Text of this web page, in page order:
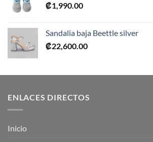
₡1,990.00
Sandalia baja Beettle silver
₡22,600.00
ENLACES DIRECTOS
Inicio